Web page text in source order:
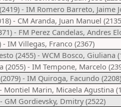
- IM Romero Barreto, Jaime
- CM Aranda, Juan Manuel
- FM Perez Candelas, Andres
- IM Villegas, Franco (2367)
(2455) - WCM Bosco, Giuliana
(2055) - IM Tempone, Marcelo
- IM Quiroga, Facundo (2208)
Montiel Marin, Micaela Agustina
GM Gordievsky, Dmitry (2522)